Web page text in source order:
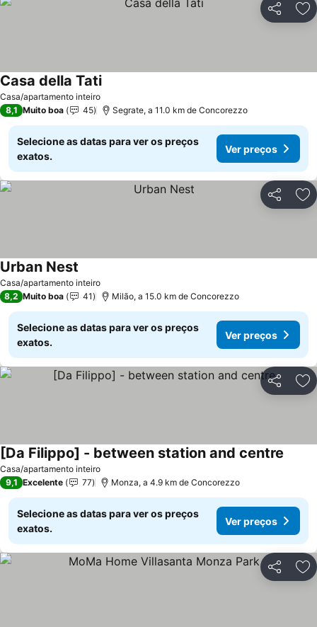
Partilhar
Casa/apartamento inteiro
Casa della Tati
8,1 Muito boa 45 Segrate, a 11.0 km de Concorezzo
Selecione as datas para ver os preços
exatos.
Ver preços
Partilhar
Casa/apartamento inteiro
Urban Nest
8,2 Muito boa 41 Milão, a 15.0 km de Concorezzo
Selecione as datas para ver os preços
exatos.
Ver preços
Partilhar
Casa/apartamento inteiro
[Da Filippo] - between station and centre
9,1 Excelente 77 Monza, a 4.9 km de Concorezzo
Selecione as datas para ver os preços
exatos.
Ver preços
Partilhar